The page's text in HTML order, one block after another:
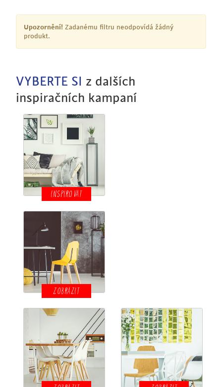
Upozornění! Zadanému filtru neodpovídá žádný
produkt.
VYBERTE SI
z dalších
inspiračních kampaní
INSPIROVAT
ZOBRAZIT